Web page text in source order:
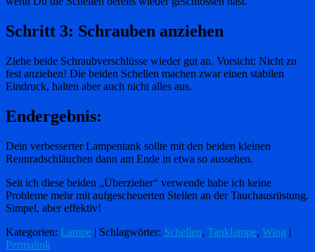
Schritt 3: Schrauben anziehen
Ziehe beide Schraubverschlüsse wieder gut an. Vorsicht: Nicht zu
fest anziehen! Die beiden Schellen machen zwar einen stabilen
Eindruck, halten aber auch nicht alles aus.
Endergebnis:
Dein verbesserter Lampentank sollte mit den beiden kleinen
Rennradschläuchen dann am Ende in etwa so aussehen.
Seit ich diese beiden „Überzieher“ verwende habe ich keine
Probleme mehr mit aufgescheuerten Stellen an der Tauchausrüstung.
Simpel, aber effektiv!
Kategorien: Lampe | Schlagwörter: Schellen, Tanklampe, Wing |
Permalink